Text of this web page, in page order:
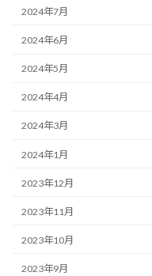
2024年7月
2024年6月
2024年5月
2024年4月
2024年3月
2024年1月
2023年12月
2023年11月
2023年10月
2023年9月